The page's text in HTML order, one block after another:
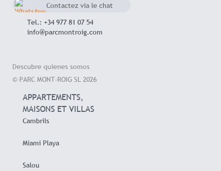
Contactez via le chat
Tel.: +34 977 81 07 54
info@parcmontroig.com
Descubre quienes somos
© PARC MONT-ROIG SL 2026
APPARTEMENTS,
MAISONS ET VILLAS
Cambrils
Miami Playa
Salou